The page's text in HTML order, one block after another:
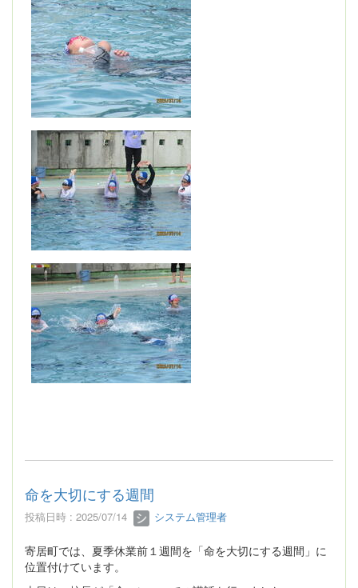
命を大切にする週間
投稿日時 : 2025/07/14 システム管理者
寄居町では、夏季休業前１週間を「命を大切にする週間」に
位置付けています。